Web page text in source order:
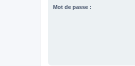
Mot de passe :